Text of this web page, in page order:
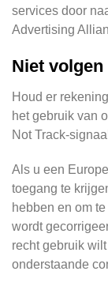
services door
Advertising
Niet volgen
Houd er
het gebruik van
Not Track-
Als u een
toegang te
hebben en om
wordt
recht gebruik
onderstaande